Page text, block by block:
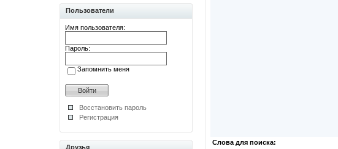
Пользователи
Имя пользователя:
Пароль:
Запомнить меня
Восстановить пароль
Регистрация
Друзья
Слова для поиска: